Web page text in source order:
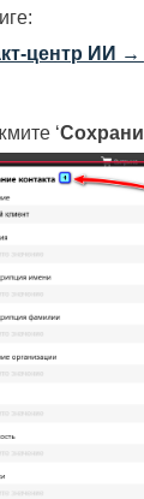
центр ИИ →
‘